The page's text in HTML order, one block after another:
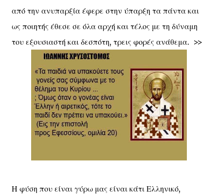
από την ανυπαρξία έφερε στην ύπαρξη τα πάντα και
ως ποιητής έθεσε σε όλα αρχή και τέλος με τη δύναμη
του εξουσιαστή και δεσπότη, τρεις φορές ανάθεμα. >>
Η φύση που είναι γύρω μας είναι κάτι Ελληνικό,